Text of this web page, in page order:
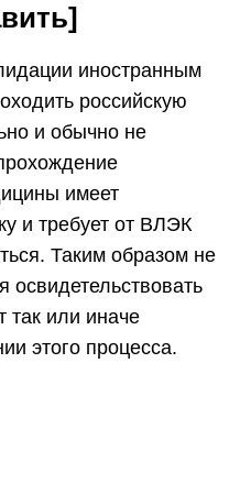
иностранным
российскую
и обычно не
имеет
и требует от ВЛЭК
Таким образом не
так или иначе
этого процесса.